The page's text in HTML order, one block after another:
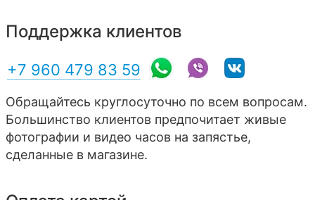
Поддержка клиентов
+7 960 479 83 59
Обращайтесь круглосуточно по всем вопросам.
Большинство клиентов предпочитает живые
фотографии и видео часов на запястье,
сделанные в магазине.